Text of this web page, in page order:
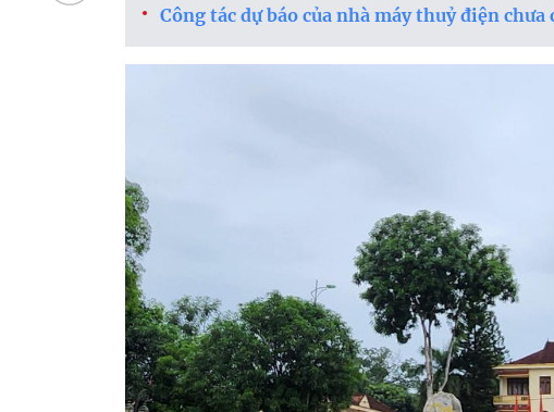
Công tác dự báo của nhà máy thuỷ điện